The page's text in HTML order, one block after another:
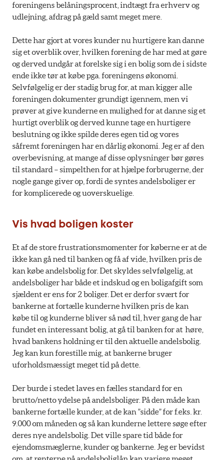
foreningens belåningsprocent, indtægt fra erhverv og
udlejning, afdrag på gæld samt meget mere.
Dette har gjort at vores kunder nu hurtigere kan danne
sig et overblik over, hvilken forening de har med at gøre
og derved undgår at forelske sig i en bolig som de i sidste
ende ikke tør at købe pga. foreningens økonomi.
Selvfølgelig er der stadig brug for, at man kigger alle
foreningen dokumenter grundigt igennem, men vi
prøver at give kunderne en mulighed for at danne sig et
hurtigt overblik og derved kunne tage en hurtigere
beslutning og ikke spilde deres egen tid og vores
såfremt foreningen har en dårlig økonomi. Jeg er af den
overbevisning, at mange af disse oplysninger bør gøres
til standard – simpelthen for at hjælpe forbrugerne, der
nogle gange giver op, fordi de syntes andelsboliger er
for komplicerede og uoverskuelige.
Vis hvad boligen koster
Et af de store frustrationsmomenter for køberne er at de
ikke kan gå ned til banken og få af vide, hvilken pris de
kan købe andelsbolig for. Det skyldes selvfølgelig, at
andelsboliger har både et indskud og en boligafgift som
sjældent er ens for 2 boliger. Det er derfor svært for
bankerne at fortælle kunderne hvilken pris de kan
købe til og kunderne bliver så nød til, hver gang de har
fundet en interessant bolig, at gå til banken for at høre,
hvad bankens holdning er til den aktuelle andelsbolig.
Jeg kan kun forestille mig, at bankerne bruger
uforholdsmæssigt meget tid på dette.
Der burde i stedet laves en fælles standard for en
brutto/netto ydelse på andelsboliger. På den måde kan
bankerne fortælle kunder, at de kan ”sidde” for f.eks. kr.
9.000 om måneden og så kan kunderne lettere søge efter
deres nye andelsbolig. Det ville spare tid både for
ejendomsmæglerne, kunder og bankerne. Jeg er bevidst